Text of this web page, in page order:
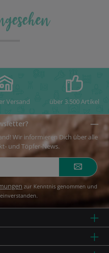
Versand über 3.500 Artikel
Wir informieren Dich über alle
und Töpfer-News.
zur Kenntnis genommen und